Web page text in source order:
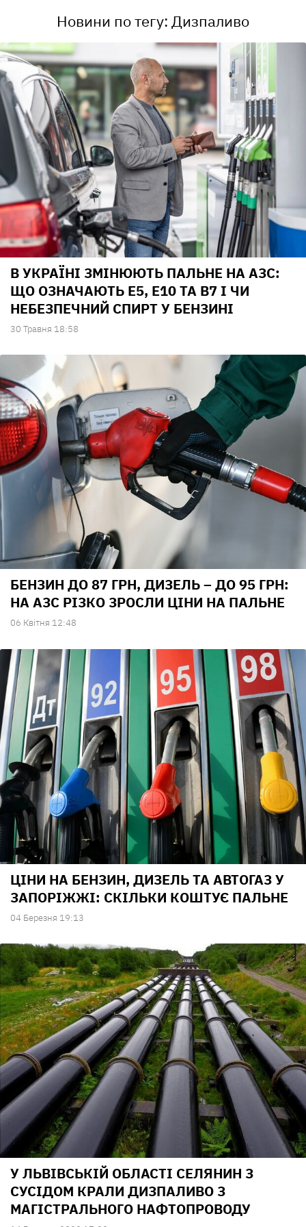
Новини по тегу: Дизпаливо
В УКРАЇНІ ЗМІНЮЮТЬ ПАЛЬНЕ НА АЗС:
ЩО ОЗНАЧАЮТЬ E5, E10 ТА B7 І ЧИ
НЕБЕЗПЕЧНИЙ СПИРТ У БЕНЗИНІ
30 Травня 18:58
БЕНЗИН ДО 87 ГРН, ДИЗЕЛЬ – ДО 95 ГРН:
НА АЗС РІЗКО ЗРОСЛИ ЦІНИ НА ПАЛЬНЕ
06 Квiтня 12:48
ЦІНИ НА БЕНЗИН, ДИЗЕЛЬ ТА АВТОГАЗ У
ЗАПОРІЖЖІ: СКІЛЬКИ КОШТУЄ ПАЛЬНЕ
04 Березня 19:13
У ЛЬВІВСЬКІЙ ОБЛАСТІ СЕЛЯНИН З
СУСІДОМ КРАЛИ ДИЗПАЛИВО З
МАГІСТРАЛЬНОГО НАФТОПРОВОДУ